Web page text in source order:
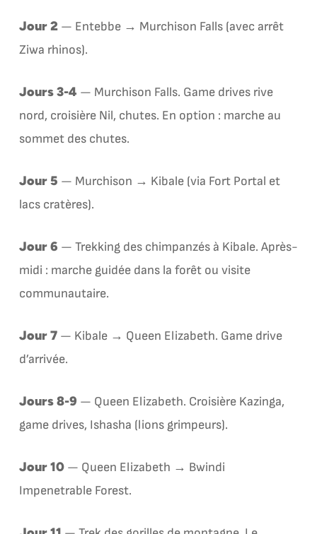
Jour 2— Entebbe → Murchison Falls (avec arrêt
Ziwa rhinos).
Jours 3-4 — Murchison Falls. Game drives rive
nord, croisière Nil, chutes. En option : marche au
sommet des chutes.
Jour 5 — Murchison → Kibale (via Fort Portal et
lacs cratères).
Jour 6 — Trekking des chimpanzés à Kibale. Après-
midi : marche guidée dans la forêt ou visite
communautaire.
Jour 7— Kibale → Queen Elizabeth. Game drive
d’arrivée.
Jours 8-9 — Queen Elizabeth. Croisière Kazinga,
game drives, Ishasha (lions grimpeurs).
Jour 10— Queen Elizabeth → Bwindi
Impenetrable Forest.